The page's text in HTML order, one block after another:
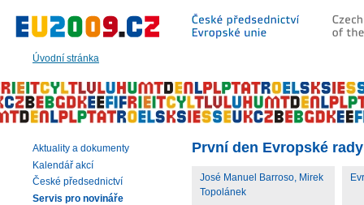
Úvodní stránka
hlavní
|
navigaci
|
vyhledávání
První den Evropské rady
José Manuel Barroso, Mirek
Topolánek
Aktuality a dokumenty
Kalendář akcí
České předsednictví
Servis pro novináře